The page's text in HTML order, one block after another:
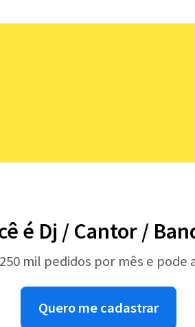
é Dj / Cantor /
mil pedidos por mês e
Quero me cadastrar